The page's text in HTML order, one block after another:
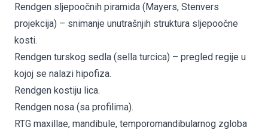
Rendgen sljepoočnih piramida (Mayers, Stenvers
projekcija) – snimanje unutrašnjih struktura sljepoočne
kosti.
Rendgen turskog sedla (sella turcica) – pregled regije u
kojoj se nalazi hipofiza.
Rendgen kostiju lica.
Rendgen nosa (sa profilima).
RTG maxillae, mandibule, temporomandibularnog zgloba